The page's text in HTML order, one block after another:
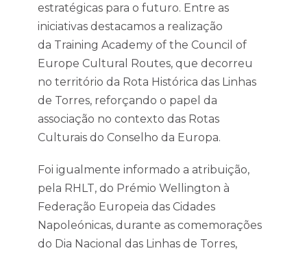
estratégicas para o futuro. Entre as
iniciativas destacamos a realização
da Training Academy of the Council of
Europe Cultural Routes, que decorreu
no território da Rota Histórica das Linhas
de Torres, reforçando o papel da
associação no contexto das Rotas
Culturais do Conselho da Europa.
Foi igualmente informado a atribuição,
pela RHLT, do Prémio Wellington à
Federação Europeia das Cidades
Napoleónicas, durante as comemorações
do Dia Nacional das Linhas de Torres,